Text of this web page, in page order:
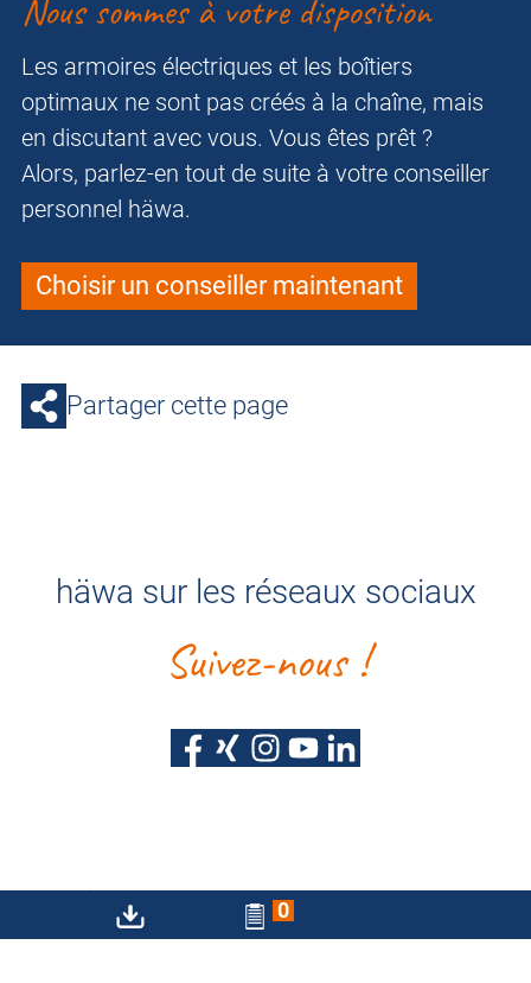
0
Nous sommes à votre disposition
Les armoires électriques et les boîtiers
optimaux ne sont pas créés à la chaîne, mais
en discutant avec vous. Vous êtes prêt ?
Alors, parlez-en tout de suite à votre conseiller
personnel häwa.
Choisir un conseiller maintenant
Partager cette page
häwa sur les réseaux sociaux
Suivez-nous !
Protection des données
Mentions légales
Déclaration d'accessibilité